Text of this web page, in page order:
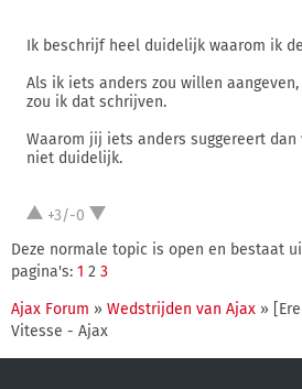
Ik beschrijf heel duidelijk waarom ik
Als ik iets anders zou willen
zou ik dat schrijven.
Waarom jij iets anders suggereert
niet duidelijk.
+3/-0
Deze normale topic is open en bestaat
pagina's: 1 2 3
Ajax Forum » Wedstrijden van Ajax »
Vitesse - Ajax